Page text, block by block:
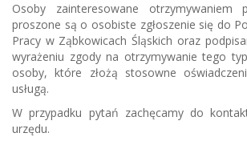
Osoby zainteresowane otrzymywaniem
proszone są o osobiste zgłoszenie się do
Pracy w Ząbkowicach Śląskich oraz
wyrażeniu zgody na otrzymywanie tego
osoby, które złożą stosowne
usługą.
W przypadku pytań zachęcamy do
urzędu.